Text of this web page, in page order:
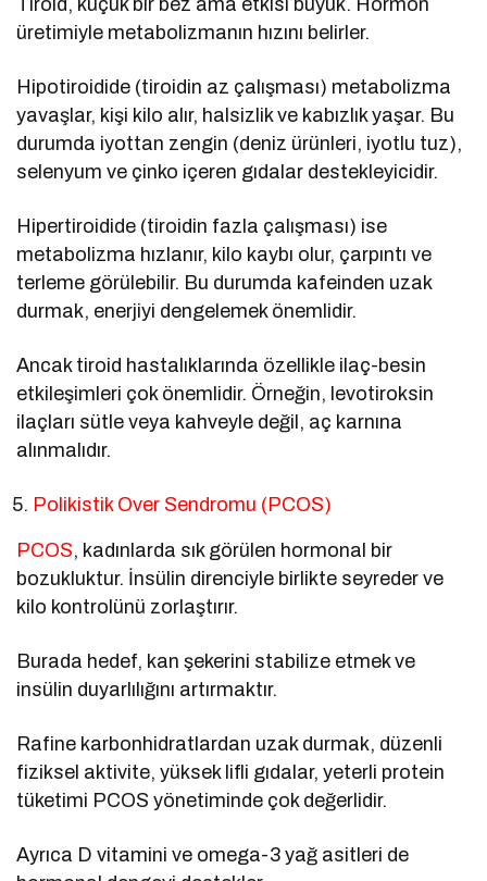
üretimiyle metabolizmanın hızını belirler.
Hipotiroidide (tiroidin az çalışması) metabolizma
yavaşlar, kişi kilo alır, halsizlik ve kabızlık yaşar. Bu
durumda iyottan zengin (deniz ürünleri, iyotlu tuz),
selenyum ve çinko içeren gıdalar destekleyicidir.
Hipertiroidide (tiroidin fazla çalışması) ise
metabolizma hızlanır, kilo kaybı olur, çarpıntı ve
terleme görülebilir. Bu durumda kafeinden uzak
durmak, enerjiyi dengelemek önemlidir.
Ancak tiroid hastalıklarında özellikle ilaç-besin
etkileşimleri çok önemlidir. Örneğin, levotiroksin
ilaçları sütle veya kahveyle değil, aç karnına
alınmalıdır.
Polikistik Over Sendromu (PCOS)
PCOS, kadınlarda sık görülen hormonal bir
bozukluktur. İnsülin direnciyle birlikte seyreder ve
kilo kontrolünü zorlaştırır.
Burada hedef, kan şekerini stabilize etmek ve
insülin duyarlılığını artırmaktır.
Rafine karbonhidratlardan uzak durmak, düzenli
fiziksel aktivite, yüksek lifli gıdalar, yeterli protein
tüketimi PCOS yönetiminde çok değerlidir.
Ayrıca D vitamini ve omega-3 yağ asitleri de